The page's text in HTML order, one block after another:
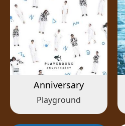
Anniversary
Playground